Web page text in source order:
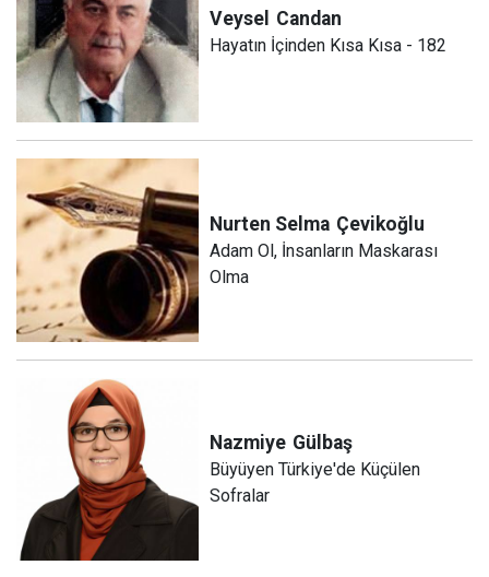
Veysel Candan
Hayatın İçinden Kısa Kısa - 182
Nurten Selma Çevikoğlu
Adam Ol, İnsanların Maskarası
Olma
Nazmiye Gülbaş
Büyüyen Türkiye'de Küçülen
Sofralar